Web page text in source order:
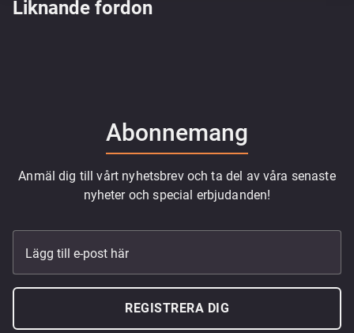
Liknande fordon
Abonnemang
Anmäl dig till vårt nyhetsbrev och ta del av våra senaste
nyheter och special erbjudanden!
Lägg till e-post här
REGISTRERA DIG